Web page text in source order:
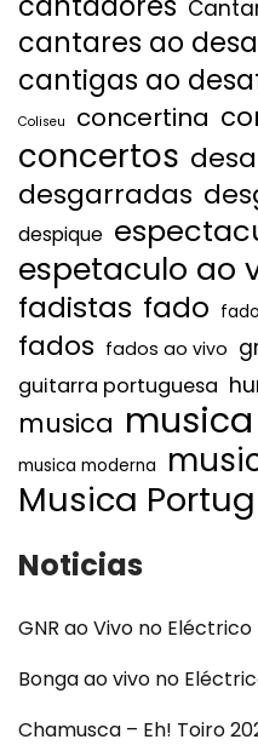
cantares ao
cantigas ao
Coliseu concertina
concertos
desgarradas
despique
espetaculo ao
fadistas fado
fados fados ao vivo
guitarra portuguesa
musica
musica moderna
Musica
Noticias
GNR ao Vivo no Eléctrico
Bonga ao vivo no
Chamusca – Eh! Toiro